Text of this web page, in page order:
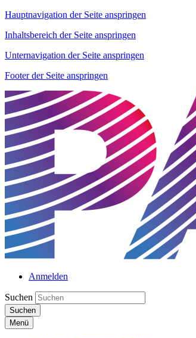
Hauptnavigation der Seite anspringen
Inhaltsbereich der Seite anspringen
Unternavigation der Seite anspringen
Footer der Seite anspringen
Anmelden
Suchen
Suchen
Menü